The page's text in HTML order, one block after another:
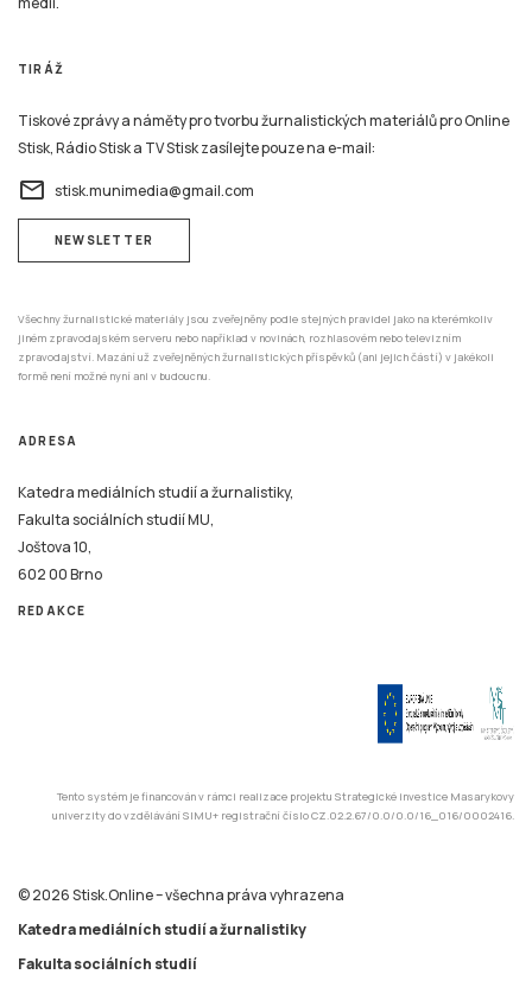
TIRÁŽ
Tiskové zprávy a náměty pro tvorbu žurnalistických materiálů pro Online
email stisk.munimedia@gmail.com
NEWSLETTER
Všechny žurnalistické materiály jsou zveřejněny podle stejných pravidel jako na kterémkoliv
formě není možné nyní ani v budoucnu.
ADRESA
Katedra mediálních studií a žurnalistiky,
Joštova 10,
602 00 Brno
REDAKCE
Tento systém je financován v rámci realizace projektu Strategické investice Masarykovy
Fakulta sociálních studií
Masarykova univerzita